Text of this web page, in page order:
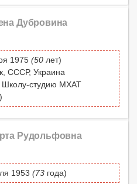
Дубровина
1975 (50 лет)
СССР, Украина
Школу-студию МХАТ
Рудольфовна
1953 (73 года)